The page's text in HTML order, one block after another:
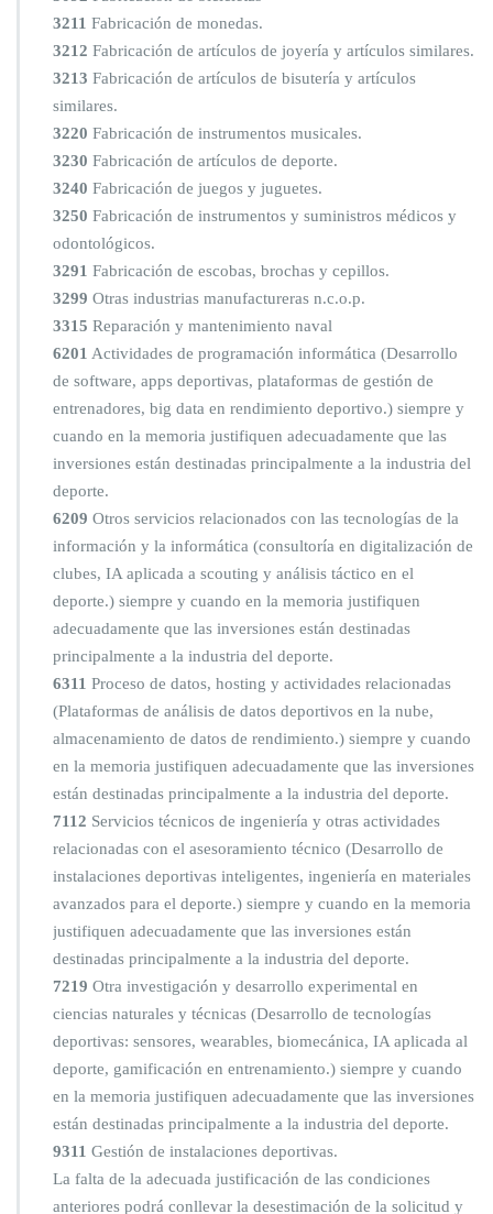
3211 Fabricación de monedas.
3212 Fabricación de artículos de joyería y artículos similares.
3213 Fabricación de artículos de bisutería y artículos
similares.
3220 Fabricación de instrumentos musicales.
3230 Fabricación de artículos de deporte.
3240 Fabricación de juegos y juguetes.
3250 Fabricación de instrumentos y suministros médicos y
odontológicos.
3291 Fabricación de escobas, brochas y cepillos.
3299 Otras industrias manufactureras n.c.o.p.
3315 Reparación y mantenimiento naval
6201 Actividades de programación informática (Desarrollo
de software, apps deportivas, plataformas de gestión de
entrenadores, big data en rendimiento deportivo.) siempre y
cuando en la memoria justifiquen adecuadamente que las
inversiones están destinadas principalmente a la industria del
deporte.
6209 Otros servicios relacionados con las tecnologías de la
información y la informática (consultoría en digitalización de
clubes, IA aplicada a scouting y análisis táctico en el
deporte.) siempre y cuando en la memoria justifiquen
adecuadamente que las inversiones están destinadas
principalmente a la industria del deporte.
6311 Proceso de datos, hosting y actividades relacionadas
(Plataformas de análisis de datos deportivos en la nube,
almacenamiento de datos de rendimiento.) siempre y cuando
en la memoria justifiquen adecuadamente que las inversiones
están destinadas principalmente a la industria del deporte.
7112 Servicios técnicos de ingeniería y otras actividades
relacionadas con el asesoramiento técnico (Desarrollo de
instalaciones deportivas inteligentes, ingeniería en materiales
avanzados para el deporte.) siempre y cuando en la memoria
justifiquen adecuadamente que las inversiones están
destinadas principalmente a la industria del deporte.
7219 Otra investigación y desarrollo experimental en
ciencias naturales y técnicas (Desarrollo de tecnologías
deportivas: sensores, wearables, biomecánica, IA aplicada al
deporte, gamificación en entrenamiento.) siempre y cuando
en la memoria justifiquen adecuadamente que las inversiones
están destinadas principalmente a la industria del deporte.
9311 Gestión de instalaciones deportivas.
La falta de la adecuada justificación de las condiciones
anteriores podrá conllevar la desestimación de la solicitud y